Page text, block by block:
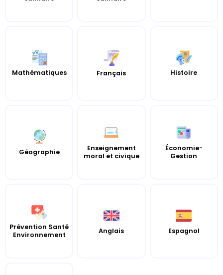
Mathématiques Français Histoire
Géographie
Enseignement
moral et civique
Économie-
Gestion
Prévention Santé
Environnement
Anglais Espagnol